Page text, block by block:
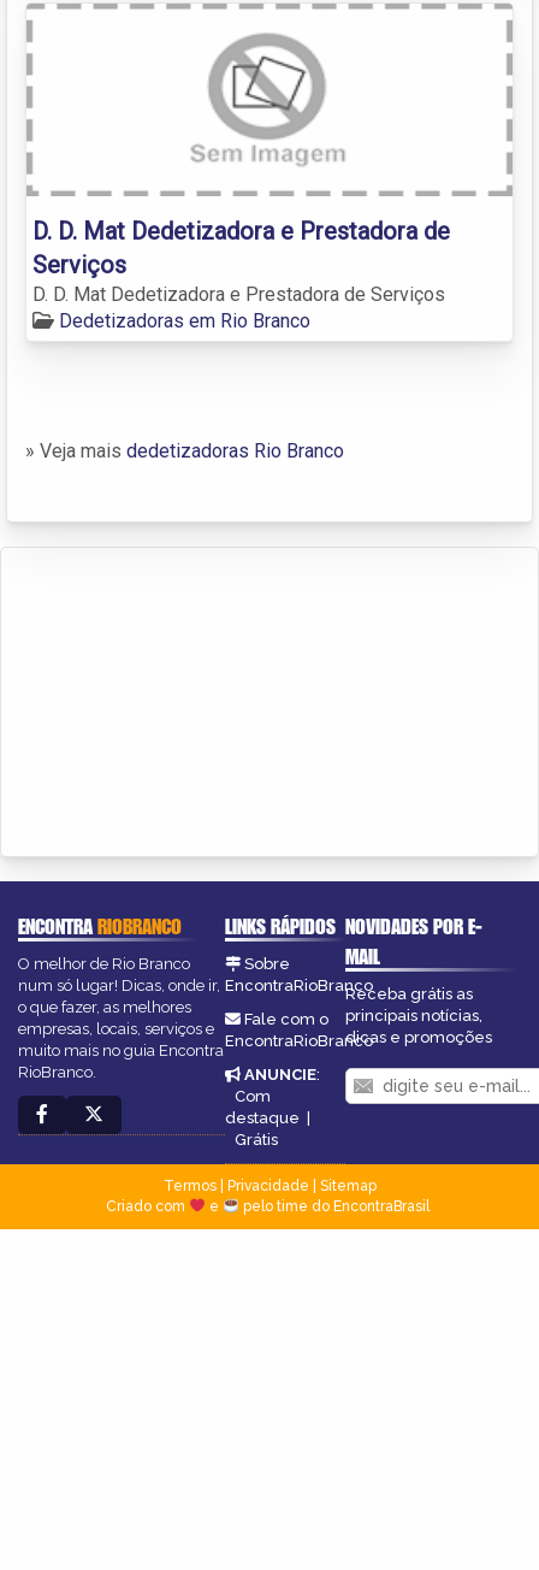
D. D. Mat Dedetizadora e Prestadora de
Serviços
D. D. Mat Dedetizadora e Prestadora de Serviços
Dedetizadoras em Rio Branco
» Veja mais dedetizadoras Rio Branco
ENCONTRARIOBRANCO
O melhor de Rio Branco
num só lugar! Dicas, onde ir,
o que fazer, as melhores
empresas, locais, serviços e
muito mais no guia Encontra
RioBranco.
LINKS RÁPIDOS
Sobre
EncontraRioBranco
Fale com o
EncontraRioBranco
ANUNCIE:
Com
destaque |
Grátis
NOVIDADES POR E-
MAIL
Receba grátis as
principais notícias,
dicas e promoções
Termos| Privacidade
Sitemap
Criado com
e pelo time do EncontraBrasil